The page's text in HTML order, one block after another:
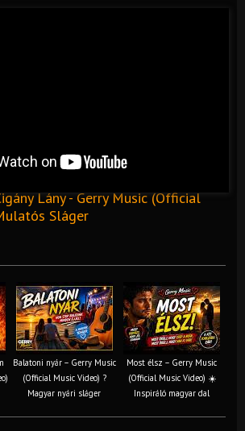
Lány - Gerry Music (Official
Sláger
Balatoni nyár – Gerry Music
(Official Music Video) ?
Magyar nyári sláger
Most élsz – Gerry Music
(Official Music Video) ☀️
Inspiráló magyar dal